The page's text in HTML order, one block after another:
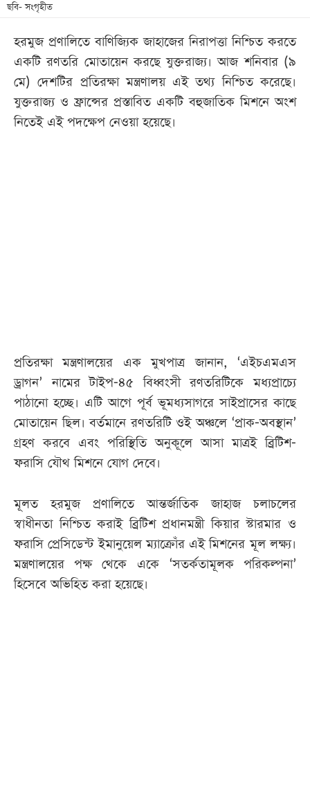
ছবি- সংগৃহীত
হরমুজ প্রণালিতে বাণিজ্যিক জাহাজের নিরাপত্তা নিশ্চিত করতে
একটি রণতরি মোতায়েন করছে যুক্তরাজ্য। আজ শনিবার (৯
মে) দেশটির প্রতিরক্ষা মন্ত্রণালয় এই তথ্য নিশ্চিত করেছে।
যুক্তরাজ্য ও ফ্রান্সের প্রস্তাবিত একটি বহুজাতিক মিশনে অংশ
নিতেই এই পদক্ষেপ নেওয়া হয়েছে।
প্রতিরক্ষা মন্ত্রণালয়ের এক মুখপাত্র জানান, ‘এইচএমএস
ড্রাগন’ নামের টাইপ-৪৫ বিধ্বংসী রণতরিটিকে মধ্যপ্রাচ্যে
পাঠানো হচ্ছে। এটি আগে পূর্ব ভূমধ্যসাগরে সাইপ্রাসের কাছে
মোতায়েন ছিল। বর্তমানে রণতরিটি ওই অঞ্চলে ‘প্রাক-অবস্থান’
গ্রহণ করবে এবং পরিস্থিতি অনুকূলে আসা মাত্রই ব্রিটিশ-
ফরাসি যৌথ মিশনে যোগ দেবে।
মূলত হরমুজ প্রণালিতে আন্তর্জাতিক জাহাজ চলাচলের
স্বাধীনতা নিশ্চিত করাই ব্রিটিশ প্রধানমন্ত্রী কিয়ার স্টারমার ও
ফরাসি প্রেসিডেন্ট ইমানুয়েল ম্যাক্রোঁর এই মিশনের মূল লক্ষ্য।
মন্ত্রণালয়ের পক্ষ থেকে একে ‘সতর্কতামূলক পরিকল্পনা’
হিসেবে অভিহিত করা হয়েছে।